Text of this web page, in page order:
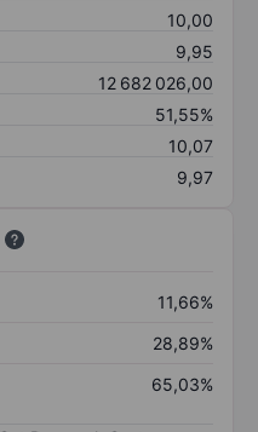
10,00
9,95
12 682 026,00
51,55%
10,07
9,97
11,66%
28,89%
65,03%